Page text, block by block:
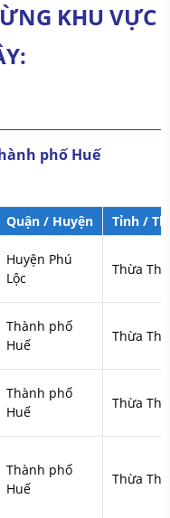
KHU VỰC
phố Huế
Quận / Huyện Tỉnh /
Huyện Phú
Lộc
Thừa
Thành phố
Huế
Thừa
Thành phố
Huế
Thừa
Thành phố
Huế
Thừa